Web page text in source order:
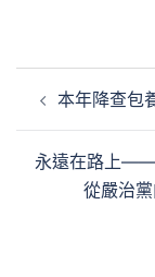
章
覽
本年降查包
永遠在路上——
從嚴治